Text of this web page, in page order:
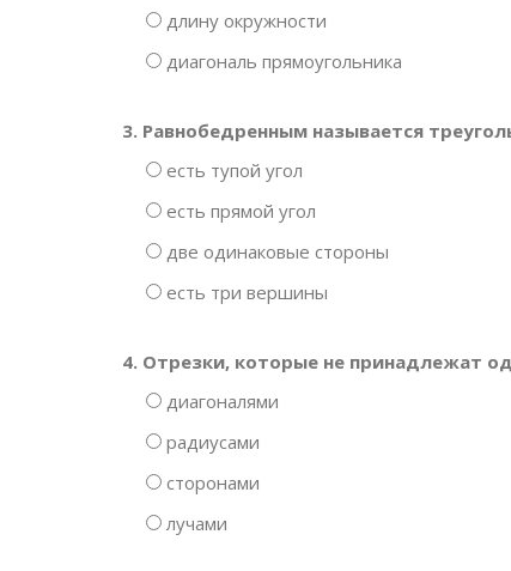
длину окружности
диагональ прямоугольника
3. Равнобедренным называется
есть тупой угол
есть прямой угол
две одинаковые стороны
есть три вершины
4. Отрезки, которые не принадлежат
диагоналями
радиусами
сторонами
лучами